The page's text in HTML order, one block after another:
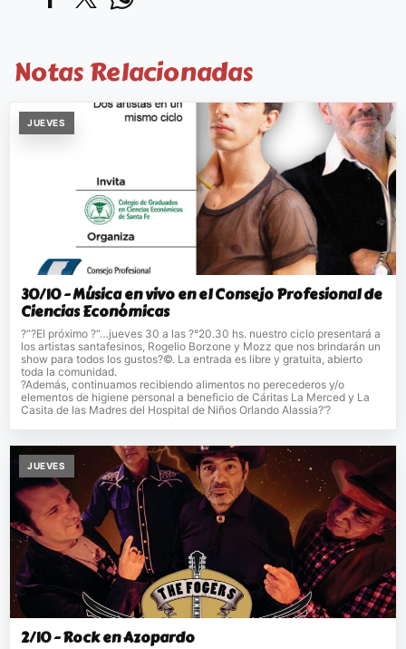
Notas Relacionadas
JUEVES
30/10 - Música en vivo en el Consejo Profesional de
Ciencias Económicas
?“?El próximo ?“…jueves 30 a las ?°20.30 hs. nuestro ciclo presentará a
los artistas santafesinos, Rogelio Borzone y Mozz que nos brindarán un
show para todos los gustos?©. La entrada es libre y gratuita, abierto
toda la comunidad.
?Además, continuamos recibiendo alimentos no perecederos y/o
elementos de higiene personal a beneficio de Cáritas La Merced y La
Casita de las Madres del Hospital de Niños Orlando Alassia?’?
JUEVES
2/10 - Rock en Azopardo